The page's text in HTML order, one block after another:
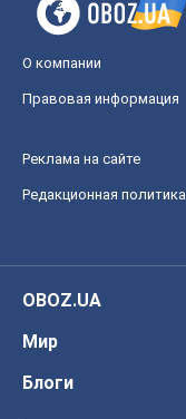
О компании
Правовая информация
Реклама на сайте
Редакционная политика
OBOZ.UA
Мир
Блоги